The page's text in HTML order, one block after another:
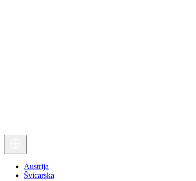
Austrija
Švicarska